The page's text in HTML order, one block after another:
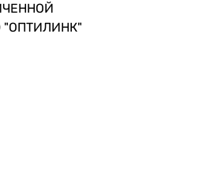
"ОПТИЛИНК"